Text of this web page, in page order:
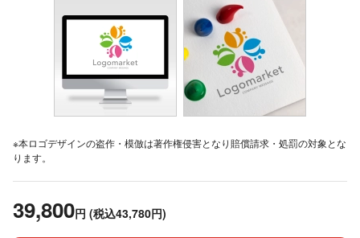
※本ロゴデザインの盗作・模倣は著作権侵害となり賠償請求・処罰の対象とな
ります。
39,800円 (税込43,780円)